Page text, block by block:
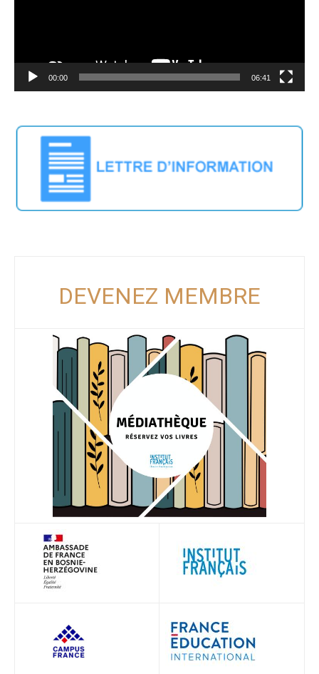
00:00 06:41
DEVENEZ MEMBRE